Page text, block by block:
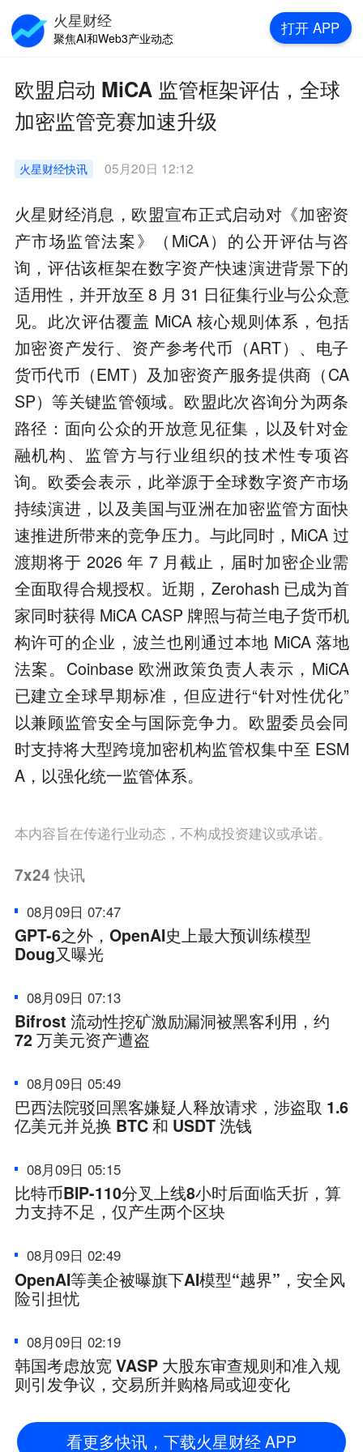
欧盟启动 MiCA 监管框架评估，全球
加密监管竞赛加速升级
火星财经快讯 05月20日 12:12
火星财经消息，欧盟宣布正式启动对《加密资
产市场监管法案》（MiCA）的公开评估与咨
询，评估该框架在数字资产快速演进背景下的
适用性，并开放至 8 月 31 日征集行业与公众意
见。此次评估覆盖 MiCA 核心规则体系，包括
加密资产发行、资产参考代币（ART）、电子
货币代币（EMT）及加密资产服务提供商（CA
SP）等关键监管领域。欧盟此次咨询分为两条
路径：面向公众的开放意见征集，以及针对金
融机构、监管方与行业组织的技术性专项咨
询。欧委会表示，此举源于全球数字资产市场
持续演进，以及美国与亚洲在加密监管方面快
速推进所带来的竞争压力。与此同时，MiCA 过
渡期将于 2026 年 7 月截止，届时加密企业需
全面取得合规授权。近期，Zerohash 已成为首
家同时获得 MiCA CASP 牌照与荷兰电子货币机
构许可的企业，波兰也刚通过本地 MiCA 落地
法案。Coinbase 欧洲政策负责人表示，MiCA
已建立全球早期标准，但应进行“针对性优化”
以兼顾监管安全与国际竞争力。欧盟委员会同
时支持将大型跨境加密机构监管权集中至 ESM
A，以强化统一监管体系。
本内容旨在传递行业动态，不构成投资建议或承诺。
7x24快讯
08月09日 07:47
GPT-6之外，OpenAI史上最大预训练模型
Doug又曝光
08月09日 07:13
Bifrost 流动性挖矿激励漏洞被黑客利用，约
72 万美元资产遭盗
08月09日 05:49
巴西法院驳回黑客嫌疑人释放请求，涉盗取 1.6
亿美元并兑换 BTC 和 USDT 洗钱
08月09日 05:15
比特币BIP-110分叉上线8小时后面临夭折，算
力支持不足，仅产生两个区块
08月09日 02:49
OpenAI等美企被曝旗下AI模型“越界”，安全风
险引担忧
08月09日 02:19
韩国考虑放宽 VASP 大股东审查规则和准入规
则引发争议，交易所并购格局或迎变化
看更多快讯，下载火星财经 APP
火星财经
聚焦AI和Web3产业动态
打开 APP